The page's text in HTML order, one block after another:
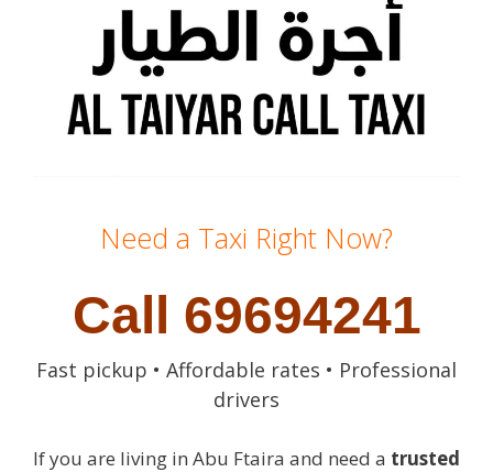
Need a Taxi Right Now?
Call 69694241
Fast pickup • Affordable rates • Professional
drivers
If you are living in Abu Ftaira and need a trusted